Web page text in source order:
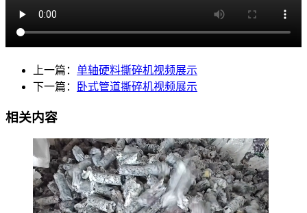
上一篇： 单轴硬料撕碎机视频展示
下一篇：
卧式管道撕碎机视频展示
相关内容